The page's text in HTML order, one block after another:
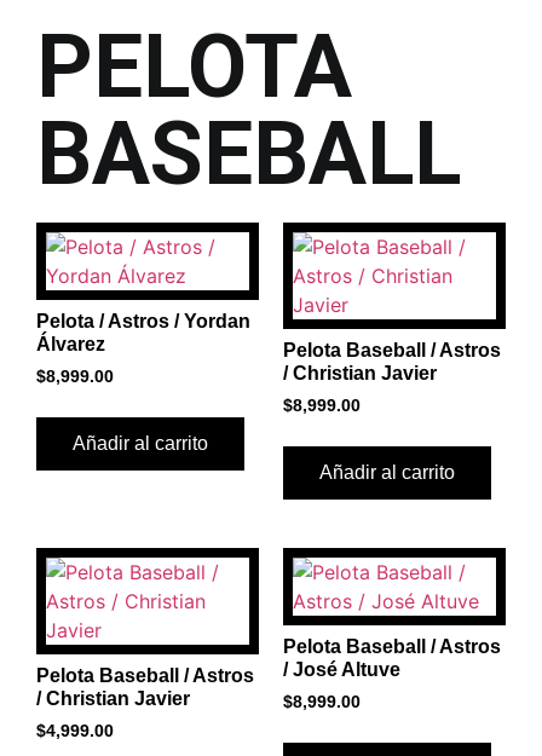
PELOTA
BASEBALL
Pelota / Astros / Yordan
Álvarez
$8,999.00
Añadir al carrito
Pelota Baseball / Astros
/ Christian Javier
$8,999.00
Añadir al carrito
Pelota Baseball / Astros
/ Christian Javier
$4,999.00
Pelota Baseball / Astros
/ José Altuve
$8,999.00